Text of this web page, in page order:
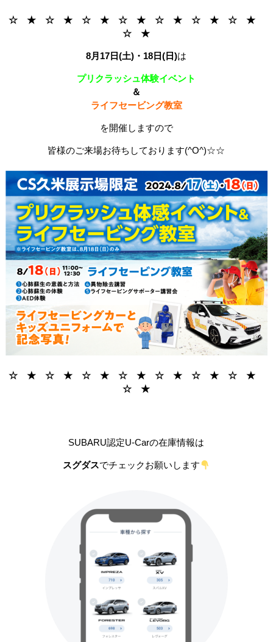
☆ ★ ☆ ★ ☆ ★ ☆ ★ ☆ ★ ☆ ★ ☆ ★
☆ ★
8月17日(土)・18日(日)は
プリクラッシュ体験イベント
＆
ライフセービング教室
を開催しますので
皆様のご来場お待ちしております(^O^)☆☆
☆ ★ ☆ ★ ☆ ★ ☆ ★ ☆ ★ ☆ ★ ☆ ★
☆ ★
SUBARU認定U-Carの在庫情報は
スグダスでチェックお願いします